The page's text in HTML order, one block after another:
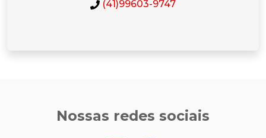
(41)99603-9747
Nossas redes sociais